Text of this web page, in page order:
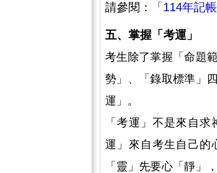
請參閱： 「114年記
五、掌握「考運」
考生除了掌握「命題
勢」、「錄取標準」
運」。
「考運」不是來自
運」來自考生自己的
「靈」先要心「靜」